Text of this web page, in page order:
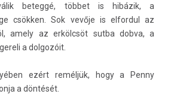
beteggé, többet is hibázik, a
csökken. Sok vevője is elfordul az
amely az erkölcsöt sutba dobva, a
a dolgozóit.
ezért reméljük, hogy a Penny
a döntését.